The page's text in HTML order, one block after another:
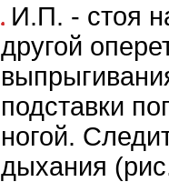
И.П. - стоя
другой
подставки
ногой.
дыхания